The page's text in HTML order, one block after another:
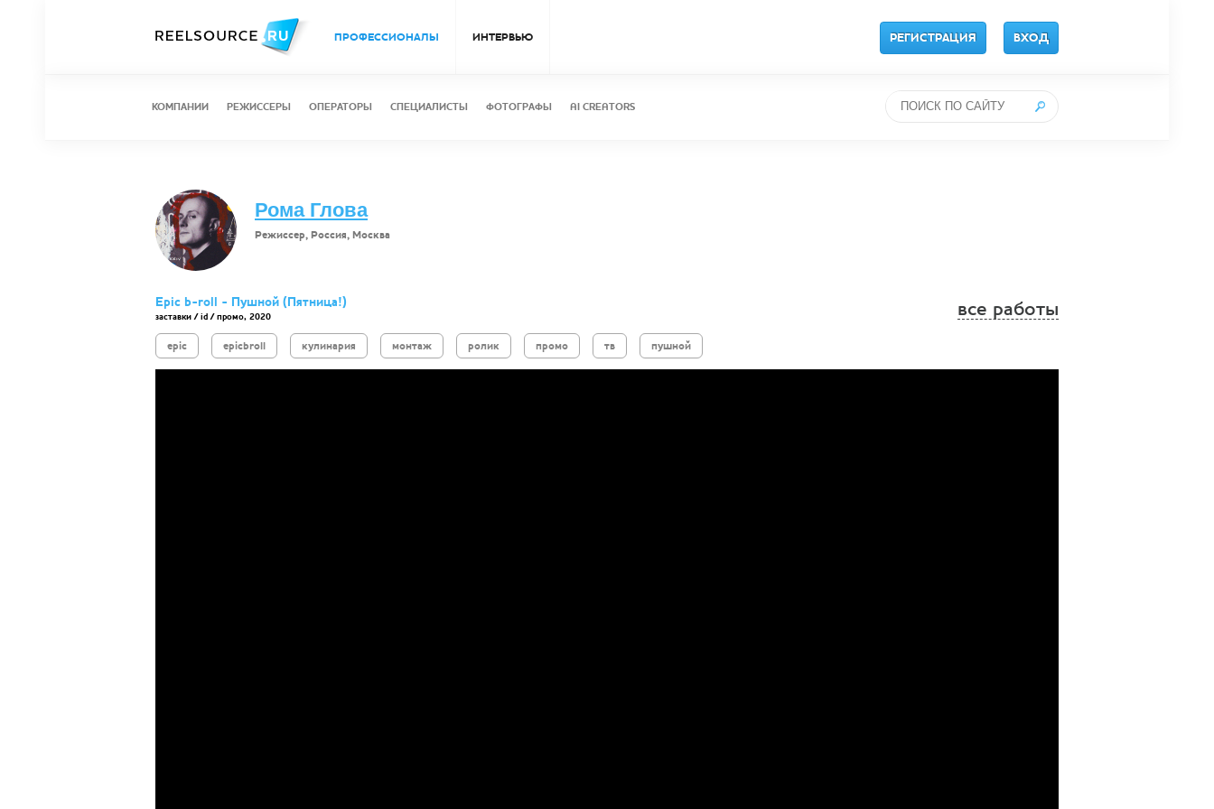
ПРОФЕССИОНАЛЫ ИНТЕРВЬЮ РЕГИСТРАЦИЯ ВХОД
КОМПАНИИ РЕЖИССЕРЫ ОПЕРАТОРЫ СПЕЦИАЛИСТЫ ФОТОГРАФЫ AI CREATORS
Рома Глова
Режиссер, Россия, Москва
Epic b-roll - Пушной (Пятница!) все работы
заставки / id / промо, 2020
epic epicbroll кулинария монтаж ролик промо тв пушной